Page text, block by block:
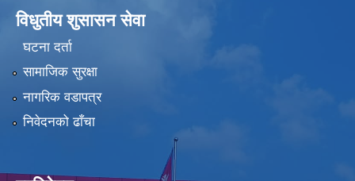
विधुतीय शुसासन सेवा
घटना दर्ता
सामाजिक सुरक्षा
नागरिक वडापत्र
निवेदनको ढाँचा